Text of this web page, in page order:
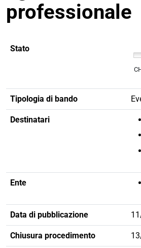
professionale
Stato
Tipologia di bando
Destinatari
Ente
Data di pubblicazione
Chiusura procedimento